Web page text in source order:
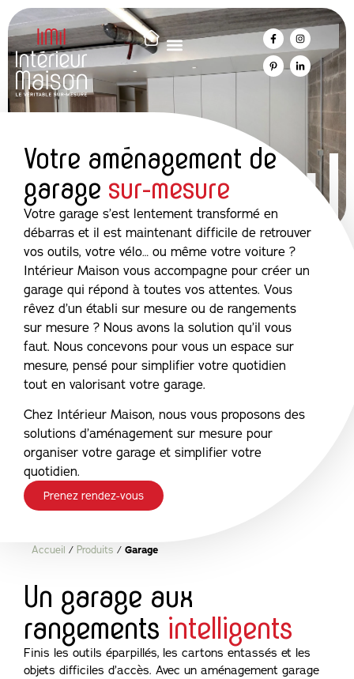
Votre aménagement de
garage sur-mesure
Votre garage s’est lentement transformé en
débarras et il est maintenant difficile de retrouver
vos outils, votre vélo… ou même votre voiture ?
Intérieur Maison vous accompagne pour créer un
garage qui répond à toutes vos attentes. Vous
rêvez d’un établi sur mesure ou de rangements
sur mesure ? Nous avons la solution qu’il vous
faut. Nous concevons pour vous un espace sur
mesure, pensé pour simplifier votre quotidien
tout en valorisant votre garage.
Chez Intérieur Maison, nous vous proposons des
solutions d’aménagement sur mesure pour
organiser votre garage et simplifier votre
quotidien.
Prenez rendez-vous
Accueil / Produits / Garage
Un garage aux
rangements intelligents
Finis les outils éparpillés, les cartons entassés et les
objets difficiles d’accès. Avec un aménagement garage